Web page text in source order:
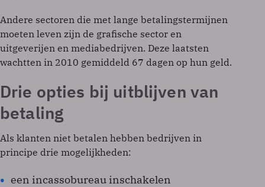
Andere sectoren die met lange betalingstermijnen
moeten leven zijn de grafische sector en
uitgeverijen en mediabedrijven. Deze laatsten
wachtten in 2010 gemiddeld 67 dagen op hun geld.
Drie opties bij uitblijven van
betaling
Als klanten niet betalen hebben bedrijven in
principe drie mogelijkheden:
een incassobureau inschakelen